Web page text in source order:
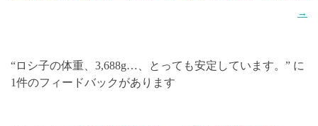
ー
→
“ロシ子の体重、3,688g…、とっても安定しています。 ” に
1件のフィードバックがあります